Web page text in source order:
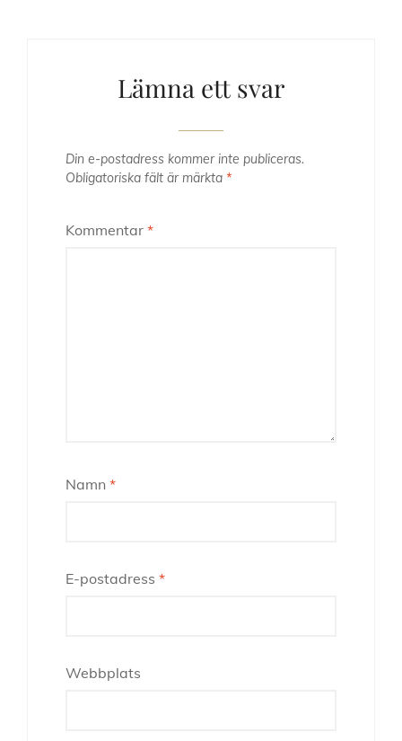
Lämna ett svar
Din e-postadress kommer inte publiceras.
Obligatoriska fält är märkta *
Kommentar *
Namn *
E-postadress *
Webbplats